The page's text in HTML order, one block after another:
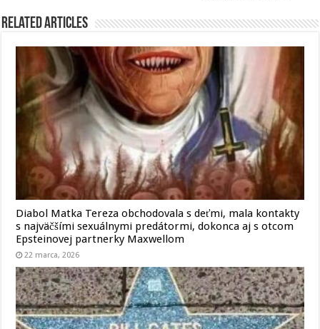
Related Articles
Diabol Matka Tereza obchodovala s deťmi, mala kontakty
s najväčšími sexuálnymi predátormi, dokonca aj s otcom
Epsteinovej partnerky Maxwellom
22 marca, 2026